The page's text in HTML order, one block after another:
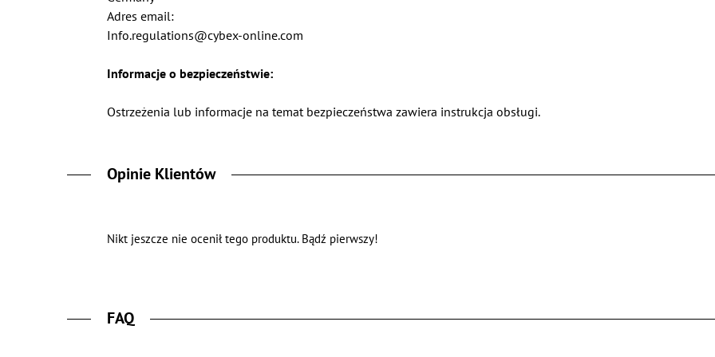
Adres email:
Info.regulations@cybex-online.com
Informacje o bezpieczeństwie:
Ostrzeżenia lub informacje na temat bezpieczeństwa zawiera instrukcja obsługi.
Opinie Klientów
Nikt jeszcze nie ocenił tego produktu. Bądź pierwszy!
FAQ